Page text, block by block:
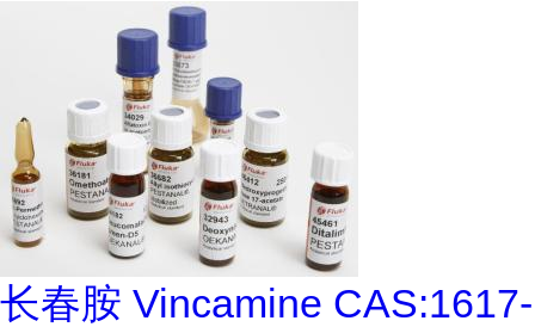
长春胺 Vincamine CAS:1617-